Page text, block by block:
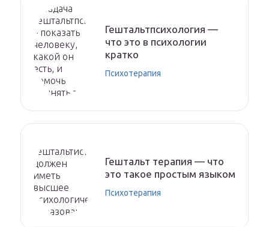
Гештальтпсихология —
что это в психологии
кратко
Психотерапия
Гештальт терапия — что
это такое простым языком
Психотерапия